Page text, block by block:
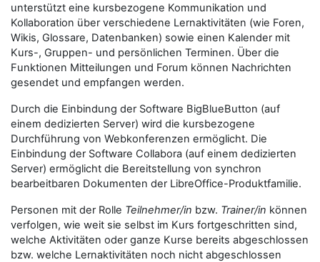
unterstützt eine kursbezogene Kommunikation und
Kollaboration über verschiedene Lernaktivitäten (wie Foren,
Wikis, Glossare, Datenbanken) sowie einen Kalender mit
Kurs-, Gruppen- und persönlichen Terminen. Über die
Funktionen Mitteilungen und Forum können Nachrichten
gesendet und empfangen werden.
Durch die Einbindung der Software BigBlueButton (auf
einem dedizierten Server) wird die kursbezogene
Durchführung von Webkonferenzen ermöglicht. Die
Einbindung der Software Collabora (auf einem dedizierten
Server) ermöglicht die Bereitstellung von synchron
bearbeitbaren Dokumenten der LibreOffice-Produktfamilie.
Personen mit der Rolle Teilnehmer/in bzw. Trainer/in können
verfolgen, wie weit sie selbst im Kurs fortgeschritten sind,
welche Aktivitäten oder ganze Kurse bereits abgeschlossen
bzw. welche Lernaktivitäten noch nicht abgeschlossen